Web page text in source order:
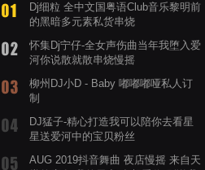
Dj细粒 全中文国粤语Club音乐黎明前
的黑暗多元素私货串烧
怀集Dj宁仔-全女声伤曲当年我堕入爱
河你说散就散串烧慢摇
柳州DJ小D - Baby 嘟嘟嘟哑私人订
制
DJ猛子-精心打造我可以陪你去看星
星送爱河中的宝贝粉丝
AUG 2019抖音舞曲 夜店慢摇 来自天